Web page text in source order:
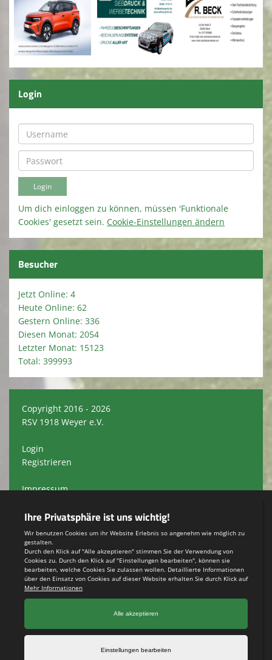
Login
Um dich einloggen zu können, müssen 'Funktionale
Cookies' gesetzt sein. Cookie-Einstellungen ändern
Besucher
Jetzt Online: 4
Heute Online: 62
Gestern Online: 336
Diesen Monat: 2054
Letzter Monat: 15123
Total: 399993
Copyright 2016 - 2026
RSV 1918 Weyer e.V.
Login
Registrieren
Impressum
Teamsports 2
Dein Sportverein online